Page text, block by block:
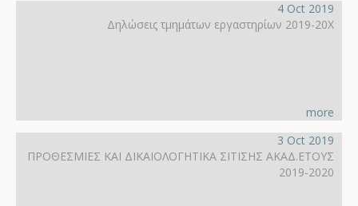
4 Oct 2019
Δηλώσεις τμημάτων εργαστηρίων 2019-20Χ
more
3 Oct 2019
ΠΡΟΘΕΣΜΙΕΣ ΚΑΙ ΔΙΚΑΙΟΛΟΓΗΤΙΚΑ ΣΙΤΙΣΗΣ ΑΚΑΔ.ΕΤΟΥΣ
2019-2020